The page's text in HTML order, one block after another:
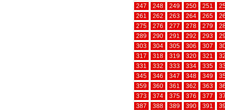
247
248 249 250 251
261
262 263 264 265
275
276 277 278 279
289
290 291 292 293
303
304 305 306 307
317
318 319 320 321
331
332 333 334 335
345
346 347 348 349
359
360 361 362 363
373
374 375 376 377
387
388 389 390 391